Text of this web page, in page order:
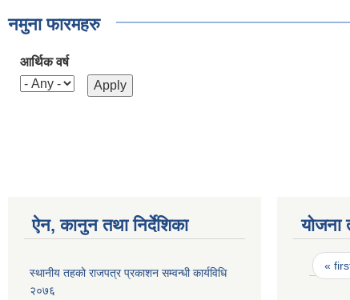
नमुना फारमहरु
आर्थिक वर्ष
ऐन, कानुन तथा निर्देशिका
स्थानीय तहको राजपत्र प्रकाशन सम्वन्धी कार्यविधि
२०७६
योजना
«